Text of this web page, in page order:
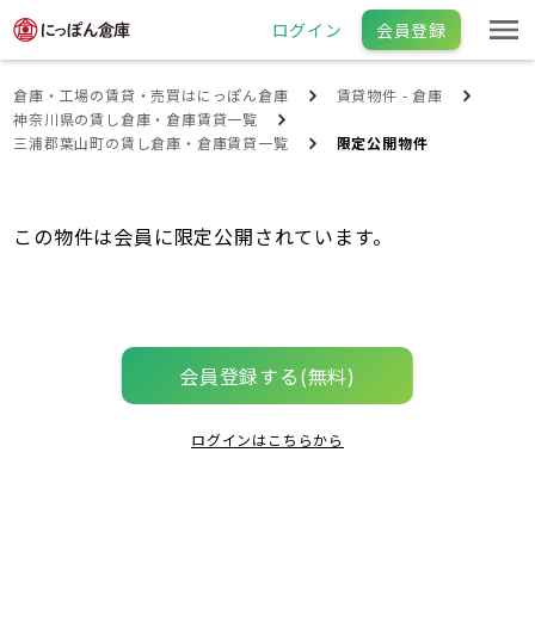
ログイン 会員登録
倉庫・工場の賃貸・売買はにっぽん倉庫
賃貸物件 - 倉庫
神奈川県の賃し倉庫・倉庫賃貸一覧
三浦郡葉山町の賃し倉庫・倉庫賃貸一覧
限定公開物件
この物件は会員に限定公開されています。
会員登録する(無料)
ログインはこちらから